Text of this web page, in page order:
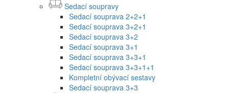
Sedací soupravy
Sedací souprava 2+2+1
Sedací souprava 3+2+1
Sedací souprava 3+2
Sedací souprava 3+1
Sedací souprava 3+3+1
Sedací souprava 3+3+1+1
Kompletní obývací sestavy
Sedací souprava 3+3